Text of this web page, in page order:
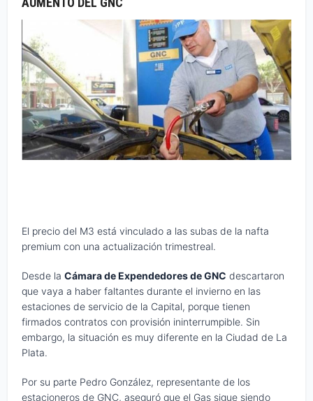
El precio del M3 está vinculado a las subas de la nafta
premium con una actualización trimestreal.
Desde laCámara de Expendedores de GNC descartaron
que vaya a haber faltantes durante el invierno en las
estaciones de servicio de la Capital, porque tienen
firmados contratos con provisión ininterrumpible. Sin
embargo, la situación es muy diferente en la Ciudad de La
Plata.
Por su parte Pedro González, representante de los
estacioneros de GNC, aseguró que el Gas sigue siendo